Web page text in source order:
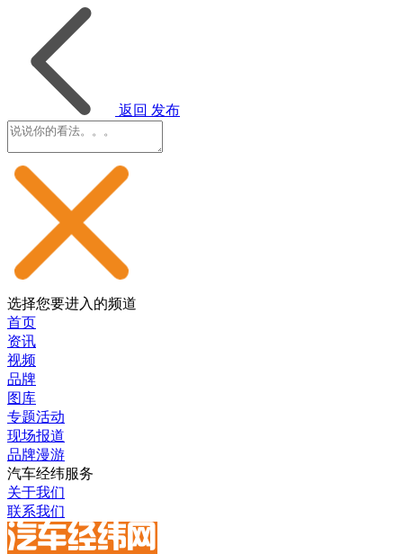
返回 发布
选择您要进入的频道
首页
资讯
视频
品牌
图库
专题活动
现场报道
品牌漫游
汽车经纬服务
关于我们
联系我们